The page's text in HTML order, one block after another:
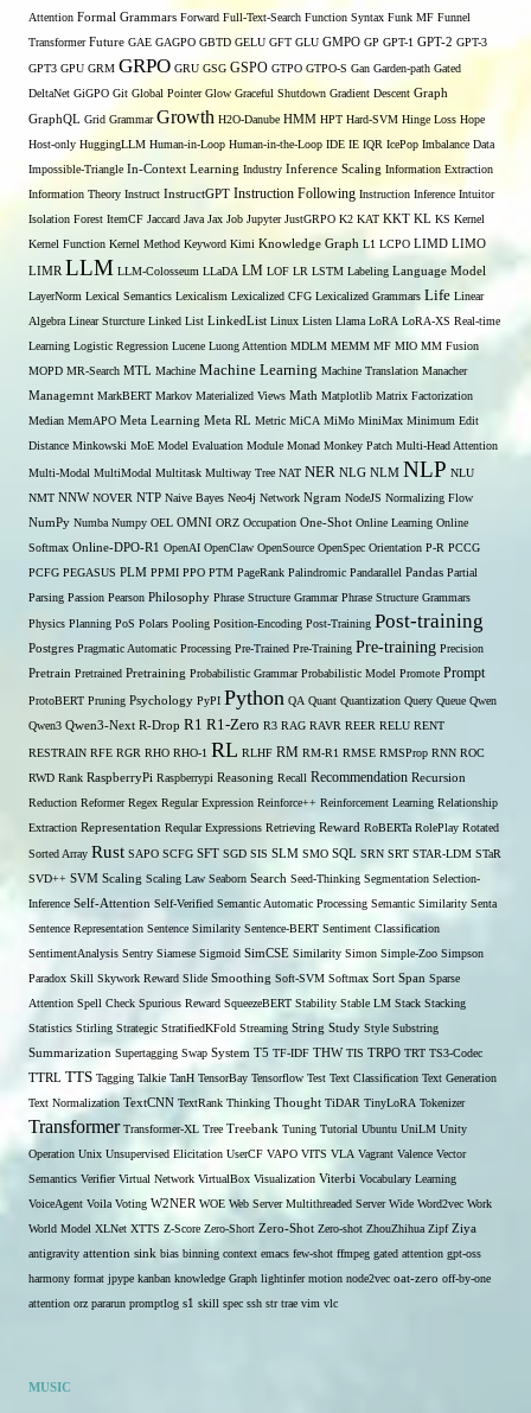
Attention Formal Grammars Forward Full-Text-Search Function Syntax Funk MF Funnel
Transformer Future GAE GAGPO GBTD GELU GFT GLU GMPO GP GPT-1 GPT-2 GPT-3
GPT3 GPU GRM GRPO GRU GSG GSPO GTPO GTPO-S Gan Garden-path Gated
DeltaNet GiGPO Git Global Pointer Glow Graceful Shutdown Gradient Descent Graph
GraphQL Grid Grammar Growth H2O-Danube HMM HPT Hard-SVM Hinge Loss Hope
Host-only HuggingLLM Human-in-Loop Human-in-the-Loop IDE IE IQR IcePop Imbalance Data
Impossible-Triangle In-Context Learning Industry Inference Scaling Information Extraction
Information Theory Instruct InstructGPT Instruction Following Instruction Inference Intuitor
Isolation Forest ItemCF Jaccard Java Jax Job Jupyter JustGRPO K2 KAT KKT KL KS Kernel
Kernel Function Kernel Method Keyword Kimi Knowledge Graph L1 LCPO LIMD LIMO
LIMR LLM LLM-Colosseum LLaDA LM LOF LR LSTM Labeling Language Model
LayerNorm Lexical Semantics Lexicalism Lexicalized CFG Lexicalized Grammars Life Linear
Algebra Linear Sturcture Linked List LinkedList Linux Listen Llama LoRA LoRA-XS Real-time
Learning Logistic Regression Lucene Luong Attention MDLM MEMM MF MIO MM Fusion
MOPD MR-Search MTL Machine Machine Learning Machine Translation Manacher
Managemnt MarkBERT Markov Materialized Views Math Matplotlib Matrix Factorization
Median MemAPO Meta Learning Meta RL Metric MiCA MiMo MiniMax Minimum Edit
Distance Minkowski MoE Model Evaluation Module Monad Monkey Patch Multi-Head Attention
Multi-Modal MultiModal Multitask Multiway Tree NAT NER NLG NLM NLP NLU
NMT NNW NOVER NTP Naive Bayes Neo4j Network Ngram NodeJS Normalizing Flow
NumPy Numba Numpy OEL OMNI ORZ Occupation One-Shot Online Learning Online
Softmax Online-DPO-R1 OpenAI OpenClaw OpenSource OpenSpec Orientation P-R PCCG
PCFG PEGASUS PLM PPMI PPO PTM PageRank Palindromic Pandarallel Pandas Partial
Parsing Passion Pearson Philosophy Phrase Structure Grammar Phrase Structure Grammars
Physics Planning PoS Polars Pooling Position-Encoding Post-Training Post-training
Postgres Pragmatic Automatic Processing Pre-Trained Pre-Training Pre-training Precision
Pretrain Pretrained Pretraining Probabilistic Grammar Probabilistic Model Promote Prompt
ProtoBERT Pruning Psychology PyPI Python QA Quant Quantization Query Queue Qwen
Qwen3 Qwen3-Next R-Drop R1 R1-Zero R3 RAG RAVR REER RELU RENT
RESTRAIN RFE RGR RHO RHO-1 RL RLHF RM RM-R1 RMSE RMSProp RNN ROC
RWD Rank RaspberryPi Raspberrypi Reasoning Recall Recommendation Recursion
Reduction Reformer Regex Regular Expression Reinforce++ Reinforcement Learning Relationship
Extraction Representation Reqular Expressions Retrieving Reward RoBERTa RolePlay Rotated
Sorted Array Rust SAPO SCFG SFT SGD SIS SLM SMO SQL SRN SRT STAR-LDM STaR
SVD++ SVM Scaling Scaling Law Seaborn Search Seed-Thinking Segmentation Selection-
Inference Self-Attention Self-Verified Semantic Automatic Processing Semantic Similarity Senta
Sentence Representation Sentence Similarity Sentence-BERT Sentiment Classification
SentimentAnalysis Sentry Siamese Sigmoid SimCSE Similarity Simon Simple-Zoo Simpson
Paradox Skill Skywork Reward Slide Smoothing Soft-SVM Softmax Sort Span Sparse
Attention Spell Check Spurious Reward SqueezeBERT Stability Stable LM Stack Stacking
Statistics Stirling Strategic StratifiedKFold Streaming String Study Style Substring
Summarization Supertagging Swap System T5 TF-IDF THW TIS TRPO TRT TS3-Codec
TTRL TTS Tagging Talkie TanH TensorBay Tensorflow Test Text Classification Text Generation
Text Normalization TextCNN TextRank Thinking Thought TiDAR TinyLoRA Tokenizer
Transformer Transformer-XL Tree Treebank Tuning Tutorial Ubuntu UniLM Unity
Operation Unix Unsupervised Elicitation UserCF VAPO VITS VLA Vagrant Valence Vector
Semantics Verifier Virtual Network VirtualBox Visualization Viterbi Vocabulary Learning
VoiceAgent Voila Voting W2NER WOE Web Server Multithreaded Server Wide Word2vec Work
World Model XLNet XTTS Z-Score Zero-Short Zero-Shot Zero-shot ZhouZhihua Zipf Ziya
antigravity attention sink bias binning context emacs few-shot ffmpeg gated attention gpt-oss
harmony format jpype kanban knowledge Graph lightinfer motion node2vec oat-zero off-by-one
attention orz pararun promptlog s1 skill spec ssh str trae vim vlc
MUSIC